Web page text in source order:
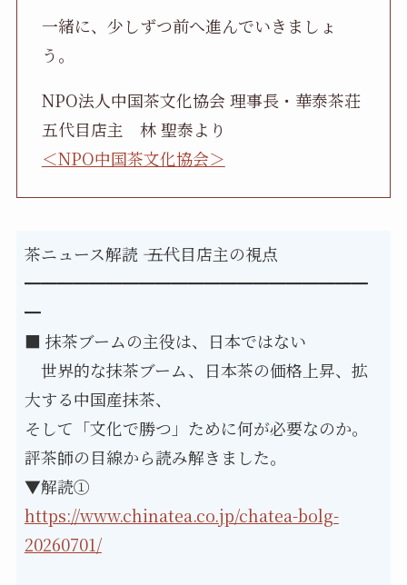
一緒に、少しずつ前へ進んでいきましょ
う。
NPO法人中国茶文化協会 理事長・華泰茶荘
五代目店主 林 聖泰より
＜NPO中国茶文化協会＞
茶ニュース解読 ―― 五代目店主の視点
━━━━━━━━━━━━━━━━━━━━━
━
■ 抹茶ブームの主役は、日本ではない
世界的な抹茶ブーム、日本茶の価格上昇、拡
大する中国産抹茶、
そして「文化で勝つ」ために何が必要なのか。
評茶師の目線から読み解きました。
▼解読①
https://www.chinatea.co.jp/chatea-bolg-
20260701/